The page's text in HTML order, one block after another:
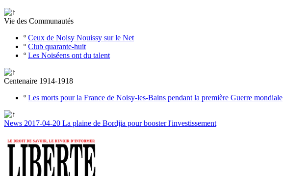
Vie des Communautés
º Ceux de Noisy Nouissy sur le Net
º Club quarante-huit
º Les Noiséens ont du talent
Centenaire 1914-1918
º Les morts pour la France de Noisy-les-Bains pendant la première Guerre mondiale
News 2017-04-20 La plaine de Bordjia pour booster l'investissement